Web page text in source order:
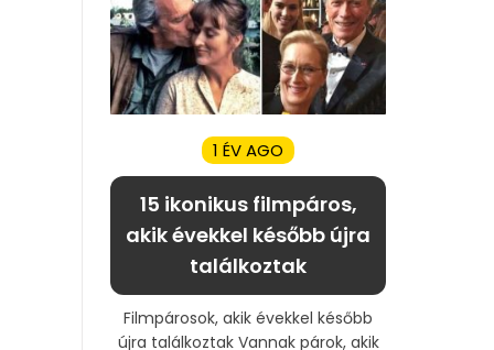
1 ÉV AGO
15 ikonikus filmpáros,
akik évekkel később újra
találkoztak
Filmpárosok, akik évekkel később
újra találkoztak Vannak párok, akik